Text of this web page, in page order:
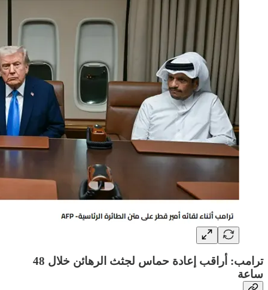
ترامب: أراقب إعادة حماس لجثث الرهائن خلال 48
ساعة